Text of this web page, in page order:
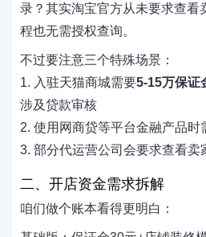
录？其实淘宝官方从未要求查看
程也无需授权查询。
不过要注意三个特殊场景：
1. 入驻天猫商城需要5-15万保证
涉及贷款审核
2. 使用网商贷等平台金融产品时
3. 部分代运营公司会要求查看卖
二、开店资金需求拆解
咱们做个账本看得更明白：